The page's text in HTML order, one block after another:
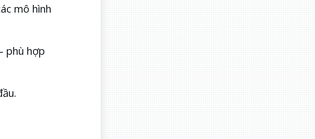
mô hình
phù hợp